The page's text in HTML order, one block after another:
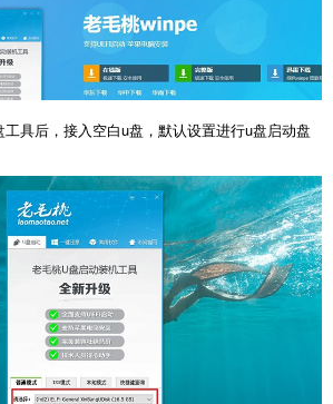
工具后，接入空白u盘，默认设置进行u盘启动盘